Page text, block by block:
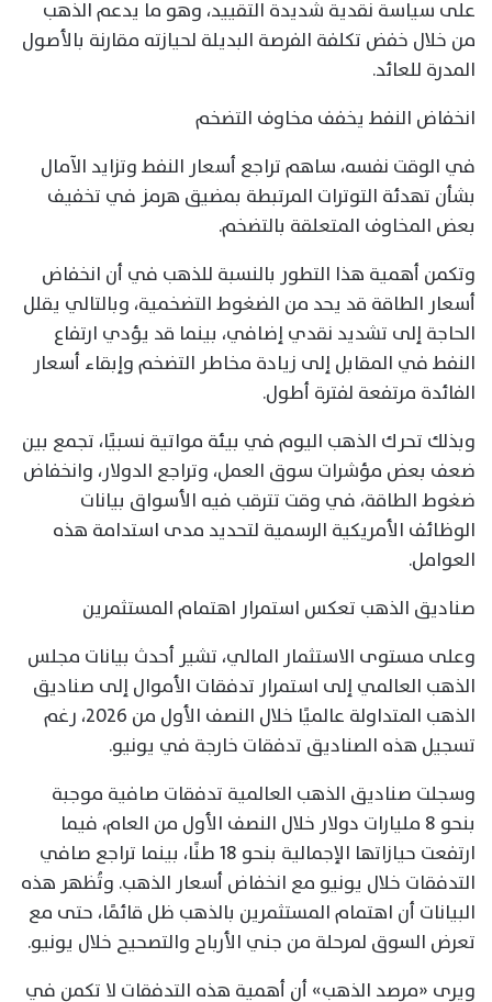
على سياسة نقدية شديدة التقييد، وهو ما يدعم الذهب
من خلال خفض تكلفة الفرصة البديلة لحيازته مقارنة بالأصول
المدرة للعائد.
انخفاض النفط يخفف مخاوف التضخم
في الوقت نفسه، ساهم تراجع أسعار النفط وتزايد الآمال
بشأن تهدئة التوترات المرتبطة بمضيق هرمز في تخفيف
بعض المخاوف المتعلقة بالتضخم.
وتكمن أهمية هذا التطور بالنسبة للذهب في أن انخفاض
أسعار الطاقة قد يحد من الضغوط التضخمية، وبالتالي يقلل
الحاجة إلى تشديد نقدي إضافي، بينما قد يؤدي ارتفاع
النفط في المقابل إلى زيادة مخاطر التضخم وإبقاء أسعار
الفائدة مرتفعة لفترة أطول.
وبذلك تحرك الذهب اليوم في بيئة مواتية نسبيًا، تجمع بين
ضعف بعض مؤشرات سوق العمل، وتراجع الدولار، وانخفاض
ضغوط الطاقة، في وقت تترقب فيه الأسواق بيانات
الوظائف الأمريكية الرسمية لتحديد مدى استدامة هذه
العوامل.
صناديق الذهب تعكس استمرار اهتمام المستثمرين
وعلى مستوى الاستثمار المالي، تشير أحدث بيانات مجلس
الذهب العالمي إلى استمرار تدفقات الأموال إلى صناديق
الذهب المتداولة عالميًا خلال النصف الأول من 2026، رغم
تسجيل هذه الصناديق تدفقات خارجة في يونيو.
وسجلت صناديق الذهب العالمية تدفقات صافية موجبة
بنحو 8 مليارات دولار خلال النصف الأول من العام، فيما
ارتفعت حيازاتها الإجمالية بنحو 18 طنًا، بينما تراجع صافي
التدفقات خلال يونيو مع انخفاض أسعار الذهب. وتُظهر هذه
البيانات أن اهتمام المستثمرين بالذهب ظل قائمًا، حتى مع
تعرض السوق لمرحلة من جني الأرباح والتصحيح خلال يونيو.
ويرى «مرصد الذهب» أن أهمية هذه التدفقات لا تكمن في